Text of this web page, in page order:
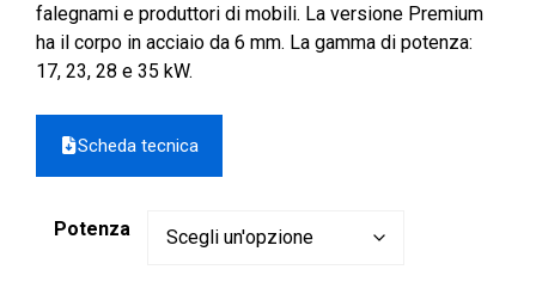
falegnami e produttori di mobili. La versione Premium
ha il corpo in acciaio da 6 mm. La gamma di potenza:
17, 23, 28 e 35 kW.
Scheda tecnica
Potenza